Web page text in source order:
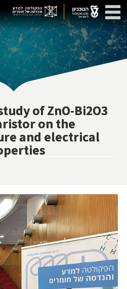
to Content
דלג לניווט
of ZnO-Bi2O3
on the
and electrical